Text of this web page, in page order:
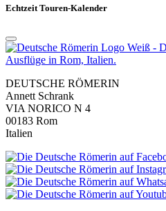
Echtzeit Touren-Kalender
DEUTSCHE RÖMERIN
Annett Schrank
VIA NORICO N 4
00183 Rom
Italien